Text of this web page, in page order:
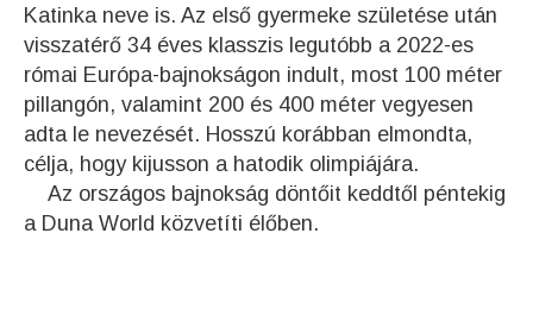
Katinka neve is. Az első gyermeke születése után
visszatérő 34 éves klasszis legutóbb a 2022-es
római Európa-bajnokságon indult, most 100 méter
pillangón, valamint 200 és 400 méter vegyesen
adta le nevezését. Hosszú korábban elmondta,
célja, hogy kijusson a hatodik olimpiájára.
Az országos bajnokság döntőit keddtől péntekig
a Duna World közvetíti élőben.